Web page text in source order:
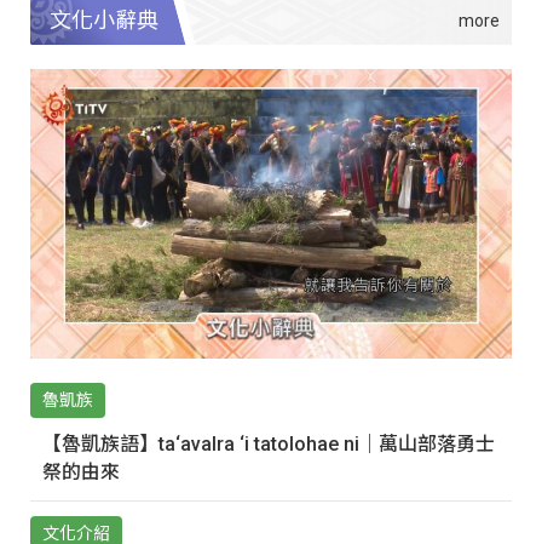
文化小辭典
魯凱族
【魯凱族語】ta‘avalra ‘i tatolohae ni｜萬山部落勇士
祭的由來
文化介紹